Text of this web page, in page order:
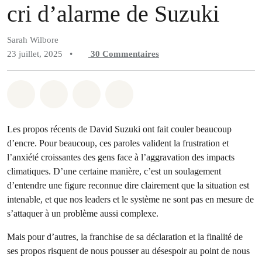
cri d’alarme de Suzuki
Sarah Wilbore
23 juillet, 2025
• 30 Commentaires
Les propos récents de David Suzuki ont fait couler beaucoup
d’encre. Pour beaucoup, ces paroles valident la frustration et
l’anxiété croissantes des gens face à l’aggravation des impacts
climatiques. D’une certaine manière, c’est un soulagement
d’entendre une figure reconnue dire clairement que la situation est
intenable, et que nos leaders et le système ne sont pas en mesure de
s’attaquer à un problème aussi complexe.
Mais pour d’autres, la franchise de sa déclaration et la finalité de
ses propos risquent de nous pousser au désespoir au point de nous